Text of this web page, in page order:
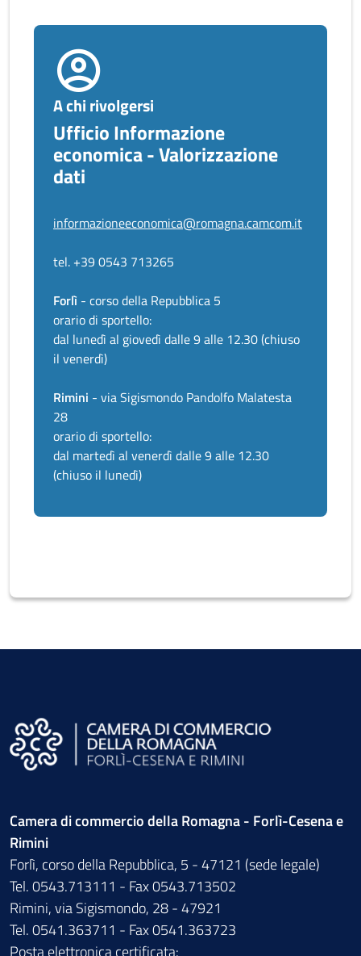
A chi rivolgersi
Ufficio Informazione
economica - Valorizzazione
dati
informazioneeconomica@romagna.camcom.it
tel. +39 0543 713265
Forlì - corso della Repubblica 5
orario di sportello:
dal lunedì al giovedì dalle 9 alle 12.30 (chiuso
il venerdì)
Rimini - via Sigismondo Pandolfo Malatesta
28
orario di sportello:
dal martedì al venerdì dalle 9 alle 12.30
(chiuso il lunedì)
Camera di commercio della Romagna - Forlì-Cesena e
Rimini
Forlì, corso della Repubblica, 5 - 47121 (sede legale)
Tel. 0543.713111 - Fax 0543.713502
Rimini, via Sigismondo, 28 - 47921
Tel. 0541.363711 - Fax 0541.363723
Posta elettronica certificata: